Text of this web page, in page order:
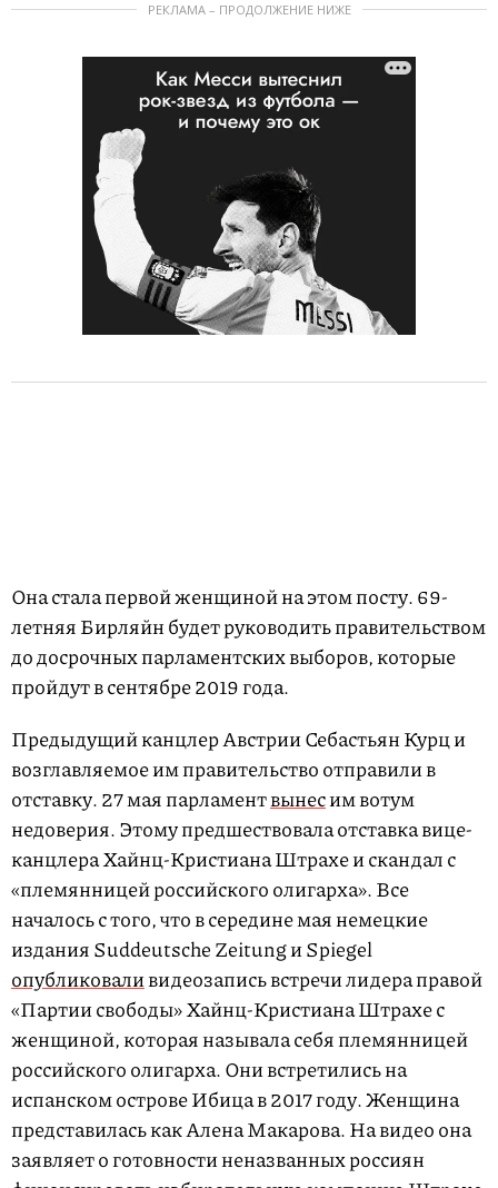
РЕКЛАМА – ПРОДОЛЖЕНИЕ НИЖЕ
Она стала первой женщиной на этом посту. 69-
летняя Бирляйн будет руководить правительством
до досрочных парламентских выборов, которые
пройдут в сентябре 2019 года.
Предыдущий канцлер Австрии Себастьян Курц и
возглавляемое им правительство отправили в
отставку. 27 мая парламентвынесим вотум
недоверия. Этому предшествовала отставка вице-
канцлера Хайнц-Кристиана Штрахе и скандал с
«племянницей российского олигарха». Все
началось с того, что в середине мая немецкие
издания Suddeutsche Zeitung и Spiegel
опубликоваливидеозапись встречи лидера правой
«Партии свободы» Хайнц-Кристиана Штрахе с
женщиной, которая называла себя племянницей
российского олигарха. Они встретились на
испанском острове Ибица в 2017 году. Женщина
представилась как Алена Макарова. На видео она
заявляет о готовности неназванных россиян